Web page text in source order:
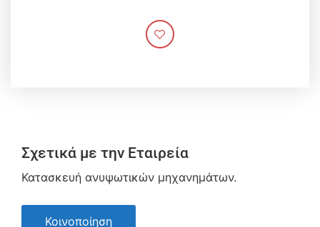
Σχετικά με την Εταιρεία
Κατασκευή ανυψωτικών μηχανημάτων.
Κοινοποίηση